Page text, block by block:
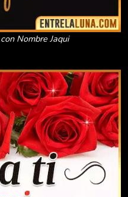
Nombre Jaqui